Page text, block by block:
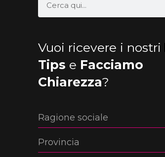
Vuoi ricevere i nostri
Tips e Facciamo
Chiarezza?